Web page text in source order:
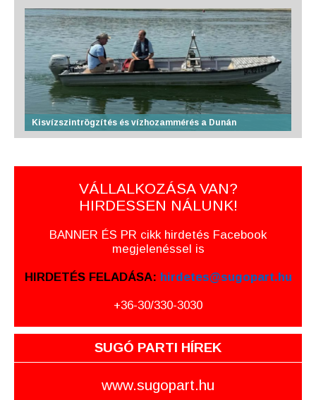
Kisvízszintrögzítés és vízhozammérés a Dunán
VÁLLALKOZÁSA VAN?
HIRDESSEN NÁLUNK!
BANNER ÉS PR cikk hirdetés Facebook
megjelenéssel is
HIRDETÉS FELADÁSA: hirdetes@sugopart.hu
+36-30/330-3030
SUGÓ PARTI HÍREK
www.sugopart.hu